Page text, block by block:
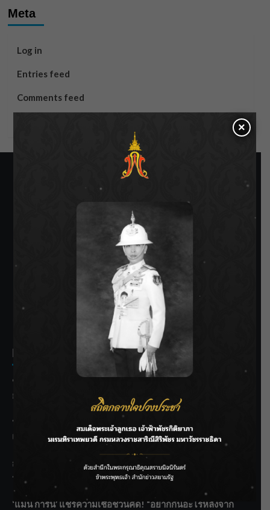
Meta
Log in
Entries feed
Comments feed
SIAMRATH VARIETY
THE BEST ENTERTAINMENT
Recent Posts
ชลประทานเชียงใหม่เร่งพร่องน้ำแม่น้ำปิง รับมวลน้ำเหนือ ย้ำ
ยังไม่ล้นตลิ่ง
ฟาดลุคใหม่! “แบม พิชญานิน” แดนซ์สับทุกจังหวะ ชวนแฟนๆ
แกะท่า #นอกจอนอกใจ
กรมชลฯ รับฟังประชาชน ติดตามแก้ปัญหาโครงการประตู
ระบายน้ำศรีสองรักฯ
‘แมน การิน’ แชร์ความเชื่อชวนคิด! “อยากกินอะไรหลังจาก
×